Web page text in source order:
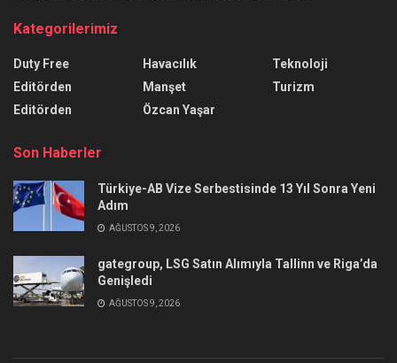
Kategorilerimiz
Duty Free
Editörden
Editörden
Havacılık
Manşet
Özcan Yaşar
Teknoloji
Turizm
Son Haberler
Türkiye-AB Vize Serbestisinde 13 Yıl Sonra Yeni
Adım
AĞUSTOS 9, 2026
gategroup, LSG Satın Alımıyla Tallinn ve Riga’da
Genişledi
AĞUSTOS 9, 2026